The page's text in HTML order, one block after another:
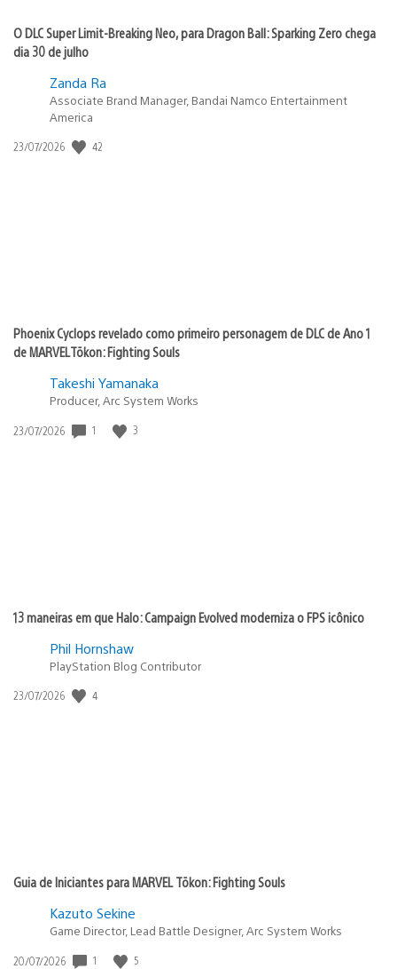
O DLC Super Limit-Breaking Neo, para Dragon Ball: Sparking Zero chega
dia 30 de julho
Zanda Ra
Associate Brand Manager, Bandai Namco Entertainment
America
Data
23/07/2026 42
Phoenix Cyclops revelado como primeiro personagem de DLC de Ano 1
de MARVEL Tōkon: Fighting Souls
Takeshi Yamanaka
Producer, Arc System Works
Data
23/07/2026 1 3
13 maneiras em que Halo: Campaign Evolved moderniza o FPS icônico
Phil Hornshaw
PlayStation Blog Contributor
Data
23/07/2026 4
Guia de Iniciantes para MARVEL Tōkon: Fighting Souls
Kazuto Sekine
Game Director, Lead Battle Designer, Arc System Works
Data
20/07/2026 1 5